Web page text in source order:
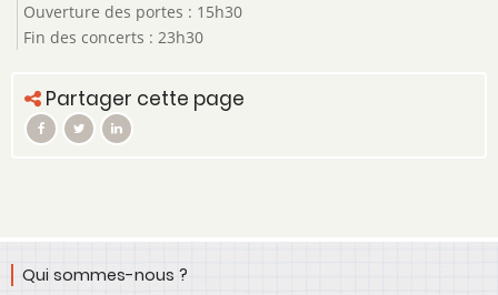
Ouverture des portes : 15h30
Fin des concerts : 23h30
Partager cette page
Qui sommes-nous ?